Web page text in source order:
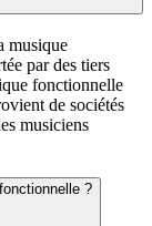
musique
par des tiers
fonctionnelle
de sociétés
musiciens
?